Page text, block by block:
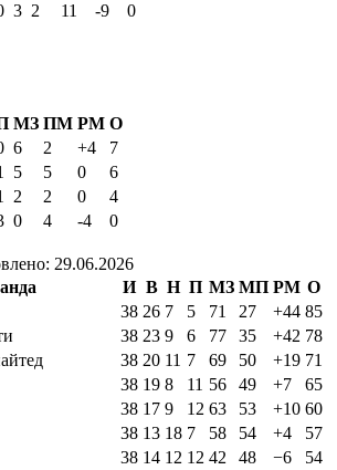
3 2 11 -9
0
МЗ ПМ РМ О
6 2 +4
7
5 5 0
6
2 2 0
4
0 4 -4
0
29.06.2026
И В Н П МЗ МП РМ О
38 26 7 5 71 27 +44 85
38 23 9 6 77 35 +42 78
38 20 11 7 69 50 +19 71
38 19 8 11 56 49 +7
65
38 17 9 12 63 53 +10 60
38 13 18 7 58 54 +4
57
38 14 12 12 42 48 −6
54